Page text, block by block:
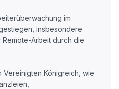
im
insbesondere
Arbeit durch die
Vereinigten Königreich, wie